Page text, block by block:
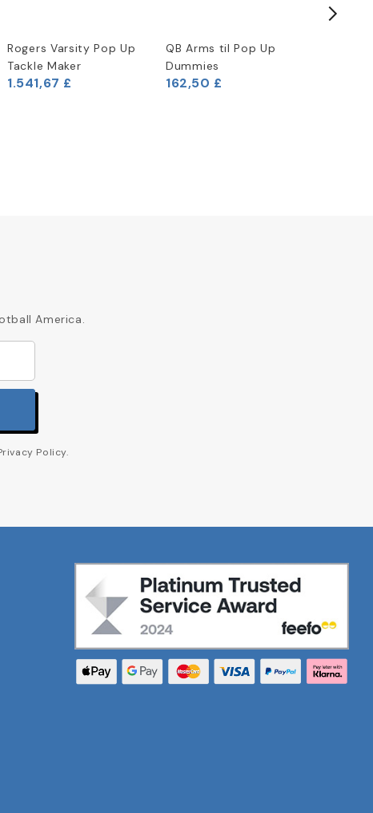
Rogers Varsity Pop Up
Tackle Maker
1.541,67 £
QB Arms til Pop Up
Dummies
162,50 £
America.
Policy.